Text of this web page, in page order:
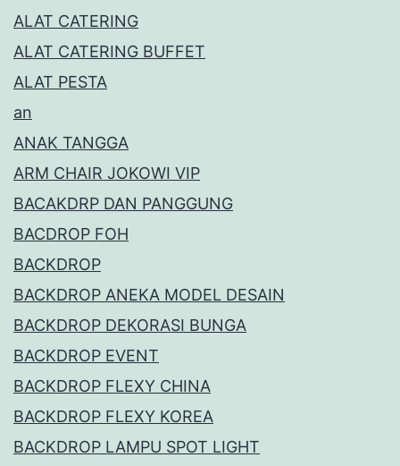
ALAT CATERING
ALAT CATERING BUFFET
ALAT PESTA
an
ANAK TANGGA
ARM CHAIR JOKOWI VIP
BACAKDRP DAN PANGGUNG
BACDROP FOH
BACKDROP
BACKDROP ANEKA MODEL DESAIN
BACKDROP DEKORASI BUNGA
BACKDROP EVENT
BACKDROP FLEXY CHINA
BACKDROP FLEXY KOREA
BACKDROP LAMPU SPOT LIGHT